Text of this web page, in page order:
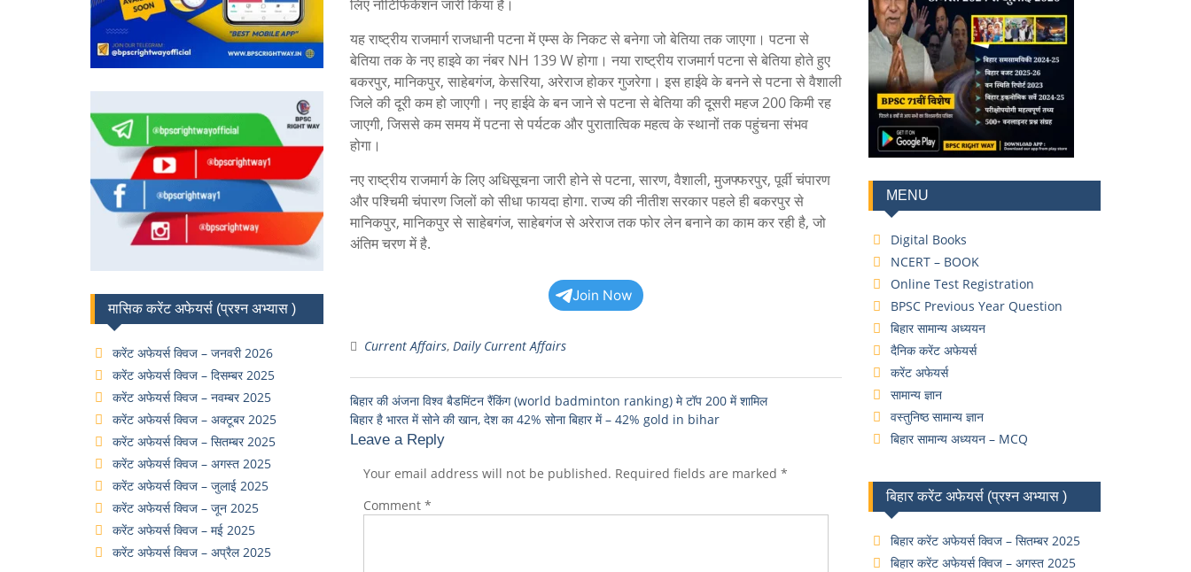
लिए नोटिफिकेशन जारी किया है।
यह राष्ट्रीय राजमार्ग राजधानी पटना में एम्स के निकट से बनेगा जो बेतिया तक जाएगा। पटना से
बेतिया तक के नए हाइवे का नंबर NH 139 W होगा। नया राष्ट्रीय राजमार्ग पटना से बेतिया होते हुए
बकरपुर, मानिकपुर, साहेबगंज, केसरिया, अरेराज होकर गुजरेगा। इस हाईवे के बनने से पटना से वैशाली
जिले की दूरी कम हो जाएगी। नए हाईवे के बन जाने से पटना से बेतिया की दूसरी महज 200 किमी रह
जाएगी, जिससे कम समय में पटना से पर्यटक और पुरातात्विक महत्व के स्थानों तक पहुंचना संभव
होगा।
नए राष्ट्रीय राजमार्ग के लिए अधिसूचना जारी होने से पटना, सारण, वैशाली, मुजफ्फरपुर, पूर्वी चंपारण
और पश्चिमी चंपारण जिलों को सीधा फायदा होगा. राज्य की नीतीश सरकार पहले ही बकरपुर से
मानिकपुर, मानिकपुर से साहेबगंज, साहेबगंज से अरेराज तक फोर लेन बनाने का काम कर रही है, जो
अंतिम चरण में है.
Join Now
Current Affairs, Daily Current Affairs
बिहार की अंजना विश्व बैडमिंटन रैंकिंग (world badminton ranking) मे टॉप 200 में शामिल
बिहार है भारत में सोने की खान, देश का 42% सोना बिहार में – 42% gold in bihar
Leave a Reply
Your email address will not be published. Required fields are marked *
Comment *
MENU
Digital Books
NCERT – BOOK
Online Test Registration
BPSC Previous Year Question
बिहार सामान्य अध्ययन
दैनिक करेंट अफेयर्स
करेंट अफेयर्स
सामान्य ज्ञान
वस्तुनिष्ठ सामान्य ज्ञान
बिहार सामान्य अध्ययन – MCQ
बिहार करेंट अफेयर्स (प्रश्न अभ्यास )
बिहार करेंट अफेयर्स क्विज – सितम्बर 2025
बिहार करेंट अफेयर्स क्विज – अगस्त 2025
मासिक करेंट अफेयर्स (प्रश्न अभ्यास )
करेंट अफेयर्स क्विज – जनवरी 2026
करेंट अफेयर्स क्विज – दिसम्बर 2025
करेंट अफेयर्स क्विज – नवम्बर 2025
करेंट अफेयर्स क्विज – अक्टूबर 2025
करेंट अफेयर्स क्विज – सितम्बर 2025
करेंट अफेयर्स क्विज – अगस्त 2025
करेंट अफेयर्स क्विज – जुलाई 2025
करेंट अफेयर्स क्विज – जून 2025
करेंट अफेयर्स क्विज – मई 2025
करेंट अफेयर्स क्विज – अप्रैल 2025